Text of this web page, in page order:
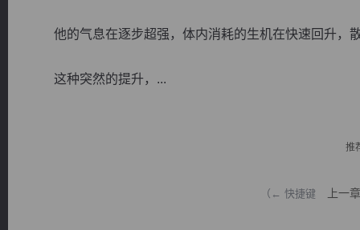
他的气息在逐步超强，体内消耗的生机在快速回升，
这种突然的提升，...
推
（← 快捷键 上一章